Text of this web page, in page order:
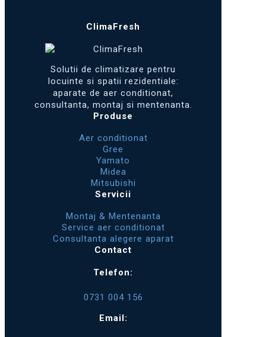
ClimaFresh
Solutii de climatizare pentru
locuinte si spatii rezidentiale:
aparate de aer conditionat,
consultanta, montaj si mentenanta.
Produse
Aer conditionat
Gree
Yamato
Midea
Mitsubishi
Servicii
Montaj & Mentenanta
Service aer conditionat
Consultanta alegere aparat
Contact
Telefon:
0731 004 156
Email: